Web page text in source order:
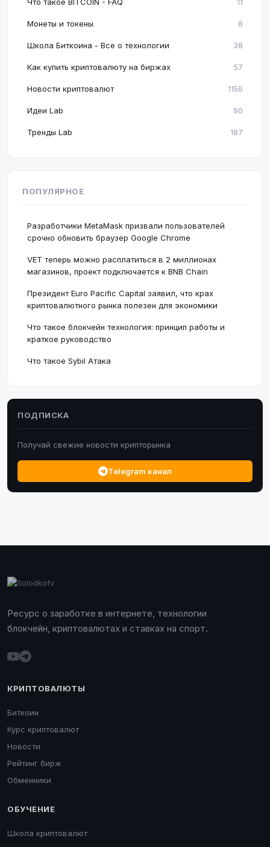
11
Монеты и токены 8
Школа Биткоина - Все о технологии 38
Как купить криптовалюту на биржах 57
Новости криптовалют 1156
Идеи Lab 90
Тренды Lab 187
ПОПУЛЯРНОЕ
Разработчики MetaMask призвали пользователей
срочно обновить браузер Google Chrome
VET теперь можно расплатиться в 2 миллионах
магазинов, проект подключается к BNB Chain
Президент Euro Pacific Capital заявил, что крах
криптовалютного рынка полезен для экономики
Что такое блокчейн технология: принцип работы и
краткое руководство
Что такое Sybil Атака
ПОДПИСКА
Получай свежие новости крипторынка
Telegram канал
Ресурс о заработке в интернете, технологии
блокчейн, криптовалютах и ставках на спорт.
КРИПТОВАЛЮТЫ
Биткоин
Курс криптовалют
Новости
Рейтинг бирж
Обменники
ОБУЧЕНИЕ
Школа криптовалют